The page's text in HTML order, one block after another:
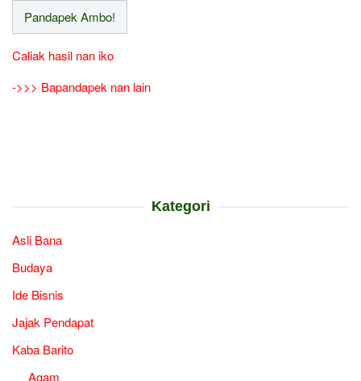
Caliak hasil nan iko
->>> Bapandapek nan lain
Kategori
Asli Bana
Budaya
Ide Bisnis
Jajak Pendapat
Kaba Barito
Agam